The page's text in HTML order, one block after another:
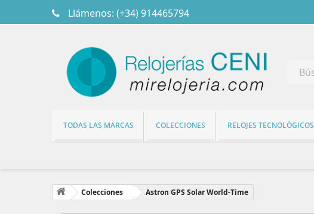
Llámenos: (+34) 914465794
TODAS LAS MARCAS COLECCIONES RELOJES TECNOLÓGICOS
Colecciones Astron GPS Solar World-Time